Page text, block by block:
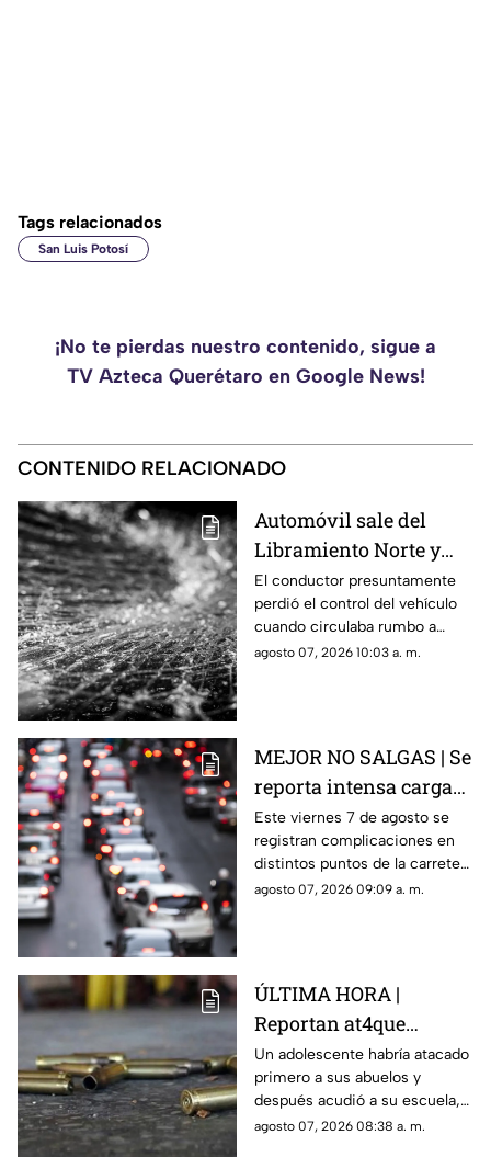
Tags relacionados
San Luis Potosí
¡No te pierdas nuestro contenido, sigue a
TV Azteca Querétaro en Google News!
CONTENIDO RELACIONADO
Automóvil sale del
Libramiento Norte y
termina contra un
puesto de fresas
El conductor presuntamente
perdió el control del vehículo
cuando circulaba rumbo a
Salamanca y terminó dentro de
agosto 07, 2026 10:03 a. m.
MEJOR NO SALGAS | Se
reporta intensa carga
vehicular HOY en la
autopista México
Querétaro
Este viernes 7 de agosto se
registran complicaciones en
distintos puntos de la carretera
57; toma precauciones y
agosto 07, 2026 09:09 a. m.
ÚLTIMA HORA |
Reportan at4que
arm4do en secundaria;
reportan mu3rtos y
decenas de heridos
(+VIDEO DELICADO)
Un adolescente habría atacado
primero a sus abuelos y
después acudió a su escuela,
donde abrió fuego contra
agosto 07, 2026 08:38 a. m.